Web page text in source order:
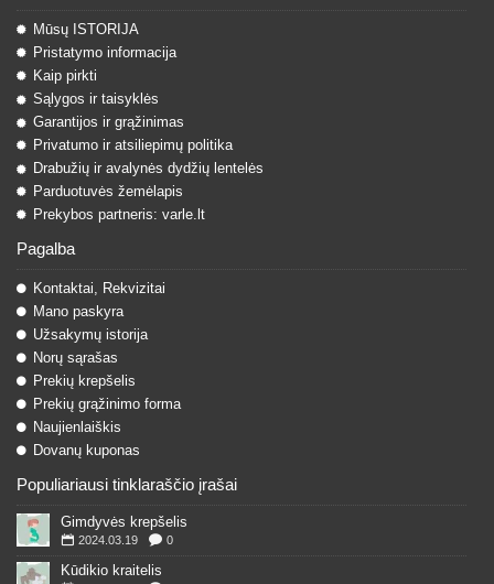
Mūsų ISTORIJA
Pristatymo informacija
Kaip pirkti
Sąlygos ir taisyklės
Garantijos ir grąžinimas
Privatumo ir atsiliepimų politika
Drabužių ir avalynės dydžių lentelės
Parduotuvės žemėlapis
Prekybos partneris: varle.lt
Pagalba
Kontaktai, Rekvizitai
Mano paskyra
Užsakymų istorija
Norų sąrašas
Prekių krepšelis
Prekių grąžinimo forma
Naujienlaiškis
Dovanų kuponas
Populiariausi tinklaraščio įrašai
Gimdyvės krepšelis
2024.03.19 0
Kūdikio kraitelis